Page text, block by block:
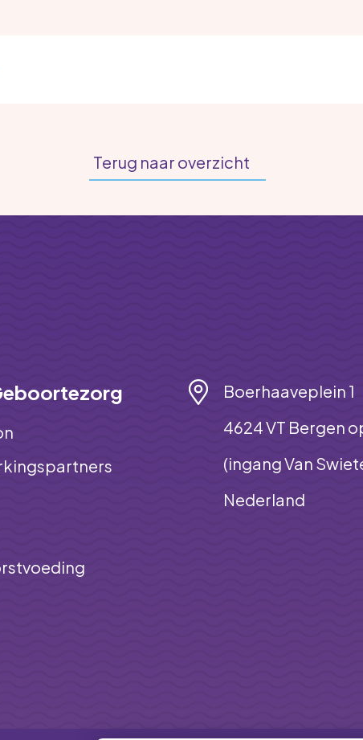
Terug naar overzicht
Boerhaaveplein 1
4624 VT Bergen
(ingang Van
Nederland